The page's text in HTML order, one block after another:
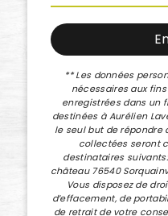
** Les données
nécessaires aux
enregistrées dans un
destinées à Aurélien
le seul but de répondre
collectées seront
destinataires
château 76540
Vous disposez de
d’effacement, de
de retrait de votre